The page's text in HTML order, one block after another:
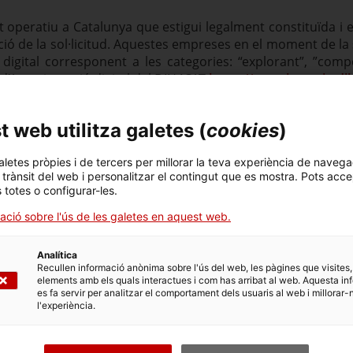
operatiu a Catalunya que estigui legalment constituïda i
de la sol·licitud. Aquestes empreses en el moment de la
corresponent a les categories: “explorant”,
digital del DIH4CAThttps://
com a màxim 3 cupons per aquesta línia d’ajut.
moment.
web utilitza galetes (cookies)
pròpies i de tercers per millorar la teva experiència de
del web i personalitzar el contingut que es mostra. Pots
totes o configurar-les.
sobre l'ús de les galetes en aquest web.
Analítica
Recullen informació anònima sobre l'ús del web, les pàgines que
elements amb els quals interactues i com has arribat al web. Aquesta
es fa servir per analitzar el comportament dels usuaris al web i millorar-
l'experiència.